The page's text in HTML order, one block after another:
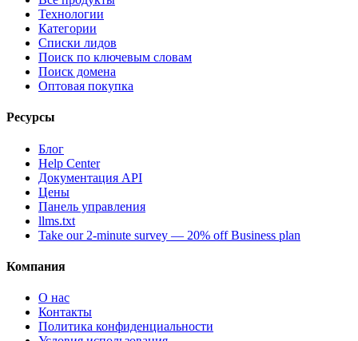
Технологии
Категории
Списки лидов
Поиск по ключевым словам
Поиск домена
Оптовая покупка
Ресурсы
Блог
Help Center
Документация API
Цены
Панель управления
llms.txt
Take our 2-minute survey — 20% off Business plan
Компания
О нас
Контакты
Политика конфиденциальности